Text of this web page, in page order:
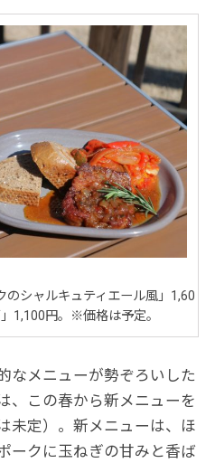
のシャルキュティエール風」1,60
1,100円。※価格は予定。
なメニューが勢ぞろいした
、この春から新メニューを
未定）。新メニューは、ほ
ークに玉ねぎの甘みと香ば